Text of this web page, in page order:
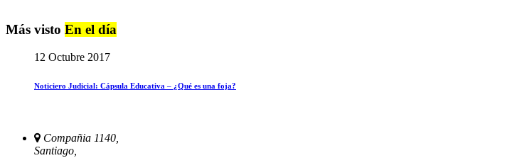
Más visto En el día
12 Octubre 2017
Noticiero Judicial: Cápsula Educativa – ¿Qué es una foja?
Compañia 1140,
Santiago,